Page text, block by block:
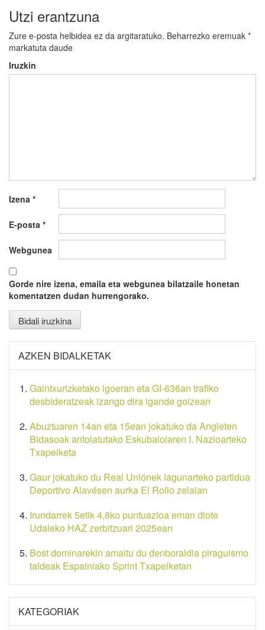
Utzi erantzuna
Zure e-posta helbidea ez da argitaratuko. Beharrezko eremuak *
markatuta daude
Iruzkin
Izena *
E-posta *
Webgunea
Gorde nire izena, emaila eta webgunea bilatzaile honetan
komentatzen dudan hurrengorako.
AZKEN BIDALKETAK
Gaintxurizketako igoeran eta GI-636an trafiko
desbideratzeak izango dira igande goizean
Abuztuaren 14an eta 15ean jokatuko da Angleten
Bidasoak antolatutako Eskubaloiaren I. Nazioarteko
Txapelketa
Gaur jokatuko du Real Uniónek lagunarteko partidua
Deportivo Alavésen aurka El Rollo zelaian
Irundarrek 5etik 4,8ko puntuazioa eman diote
Udaleko HAZ zerbitzuari 2025ean
Bost dominarekin amaitu du denboraldia piraguismo
taldeak Espainiako Sprint Txapelketan
KATEGORIAK